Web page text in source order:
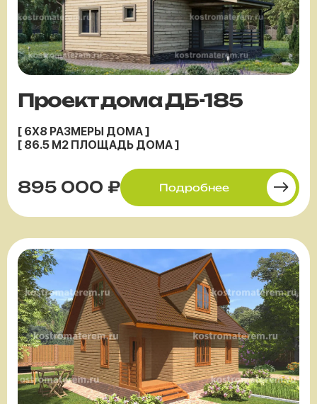
Проект дома ДБ-185
[ 6X8 РАЗМЕРЫ ДОМА ]
[ 86.5 М2 ПЛОЩАДЬ ДОМА ]
895 000 ₽ Подробнее